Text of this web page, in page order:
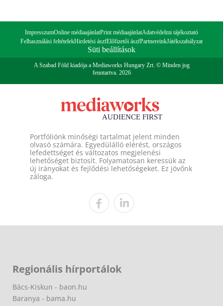
ImpresszumOnline médiaajánlatPrint médiaajánlatAdatvédelmi tájékoztató
Felhasználási feltételekHirdetési ászfElőfizetői ászfPartnereinkJátékszabályzat
Süti beállítások
A Szabad Föld kiadója a Mediaworks Hungary Zrt. © Minden jog
fenntartva. 2026
Portfóliónk minőségi tartalmat jelent minden
olvasó számára. Egyedülálló elérést, országos
lefedettséget és változatos megjelenési
lehetőséget biztosít. Folyamatosan keressük az
új irányokat és fejlődési lehetőségeket. Ez jövőnk
záloga.
Regionális hírportálok
Bács-Kiskun - baon.hu
Baranya - bama.hu